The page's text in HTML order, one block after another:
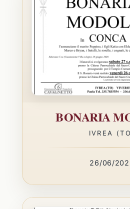
BONARIA
IVREA
26/06/